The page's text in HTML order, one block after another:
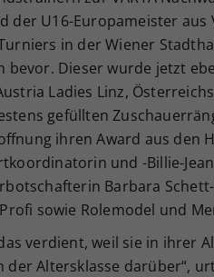
der U16-Europameister
in der Wiener
bevor. Dieser wurde jetzt
Ladies Linz,
gefüllten
ihren Award aus den
und -Billie-
Barbara
sowie Rolemodel und
verdient, weil sie in ihrer
der Altersklasse darüber“,